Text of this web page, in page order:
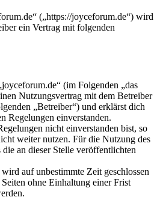
(„https://joyceforum.de“) wird
ein Vertrag mit folgenden
(im Folgenden „das
Nutzungsvertrag mit dem Betreiber
„Betreiber“) und erklärst dich
Regelungen einverstanden.
nicht einverstanden bist, so
weiter nutzen. Für die Nutzung des
an dieser Stelle veröffentlichten
auf unbestimmte Zeit geschlossen
ohne Einhaltung einer Frist